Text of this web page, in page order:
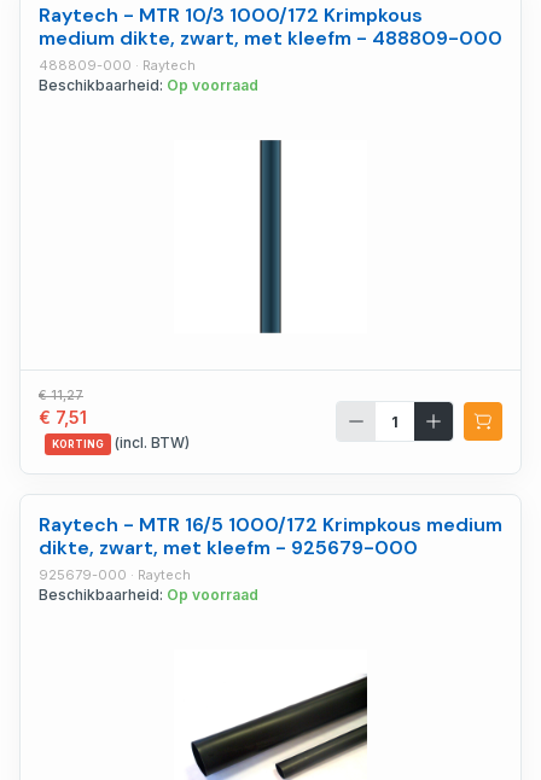
Raytech - MTR 10/3 1000/172 Krimpkous
medium dikte, zwart, met kleefm - 488809-000
488809-000 · Raytech
Beschikbaarheid: Op voorraad
€ 11,27
€ 7,51
KORTING (incl. BTW)
Raytech - MTR 16/5 1000/172 Krimpkous medium
dikte, zwart, met kleefm - 925679-000
925679-000 · Raytech
Beschikbaarheid: Op voorraad